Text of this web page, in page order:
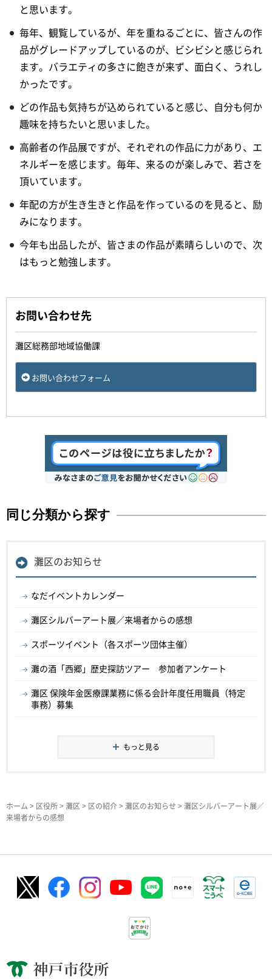
と思います。
毎年、観覧しているが、年を重ねるごとに、皆さんの作
品がグレードアップしているのが、ビシビシと感じられ
ます。バラエティの多さに飽きが来ず、面白く、うれし
かったです。
どの作品も気持ちが込められていると感じ、自分も何か
趣味を持ちたいと思いました。
高齢者の作品展ですが、それぞれの作品に力があり、エ
ネルギーを感じます。毎年、来るのが楽しみで、若さを
頂いています。
年配の方が生き生きと作品を作っているのを見ると、励
みになります。
今年も出品したが、皆さまの作品が素晴らしいので、次
はもっと勉強します。
お問い合わせ先
灘区総務部地域協働課
お問い合わせフォーム
同じ分類から探す
灘区のお知らせ
なだイベントカレンダー
灘区シルバーアート展／来場者からの感想
スポーツイベント（各スポーツ団体主催）
灘の酒「西郷」歴史探訪ツアー 参加者アンケート
灘区 保険年金医療課業務に係る会計年度任用職員（特定
事務）募集
もっと見る
ホーム > 区役所> 灘区> 区の紹介> 灘区のお知らせ > 灘区シルバーアート展／
来場者からの感想